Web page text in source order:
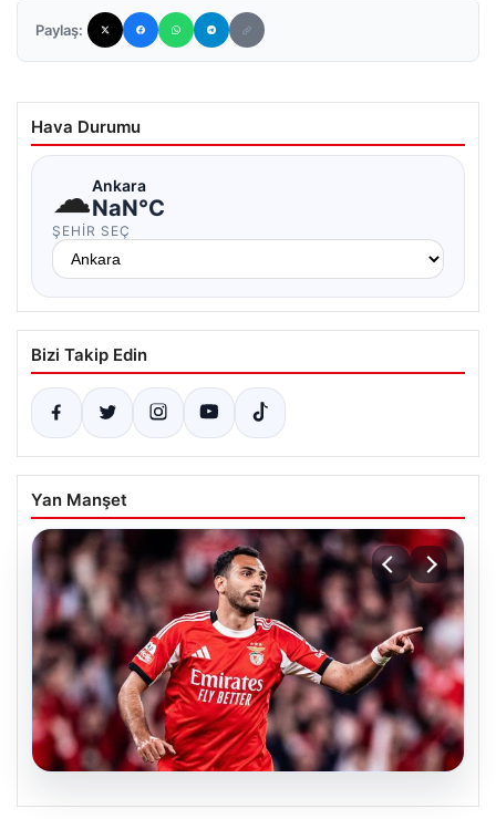
Paylaş:
Hava Durumu
☁Ankara
NaN°C
ŞEHIR SEÇ
Bizi Takip Edin
Yan Manşet
05.08.2026